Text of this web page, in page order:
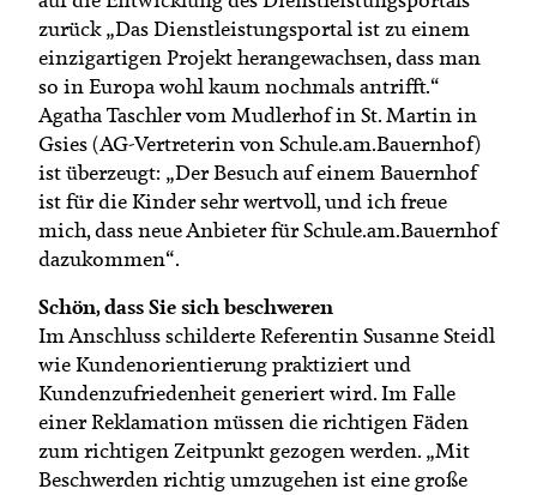
zurück „Das Dienstleistungsportal ist zu einem
einzigartigen Projekt herangewachsen, dass man
so in Europa wohl kaum nochmals antrifft.“
Agatha Taschler vom Mudlerhof in St. Martin in
Gsies (AG-Vertreterin von Schule.am.Bauernhof)
ist überzeugt: „Der Besuch auf einem Bauernhof
ist für die Kinder sehr wertvoll, und ich freue
mich, dass neue Anbieter für Schule.am.Bauernhof
dazukommen“.
Schön, dass Sie sich beschweren
Im Anschluss schilderte Referentin Susanne Steidl
wie Kundenorientierung praktiziert und
Kundenzufriedenheit generiert wird. Im Falle
einer Reklamation müssen die richtigen Fäden
zum richtigen Zeitpunkt gezogen werden. „Mit
Beschwerden richtig umzugehen ist eine große